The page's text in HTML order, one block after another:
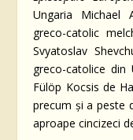
Ungaria Michael
greco-catolic
Svyatoslav
greco-catolice din
Fülöp Kocsis de
precum și a peste
aproape cincizeci